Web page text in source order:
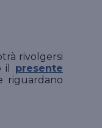
rivolgersi
il presente
riguardano